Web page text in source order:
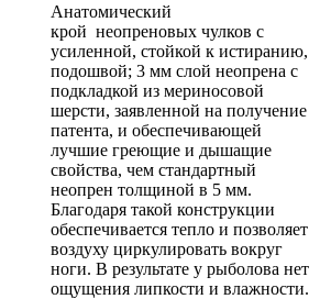
Анатомический
крой неопреновых чулков с
усиленной, стойкой к истиранию,
подошвой; 3 мм слой неопрена с
подкладкой из мериносовой
шерсти, заявленной на получение
патента, и обеспечивающей
лучшие греющие и дышащие
свойства, чем стандартный
неопрен толщиной в 5 мм.
Благодаря такой конструкции
обеспечивается тепло и позволяет
воздуху циркулировать вокруг
ноги. В результате у рыболова нет
ощущения липкости и влажности.